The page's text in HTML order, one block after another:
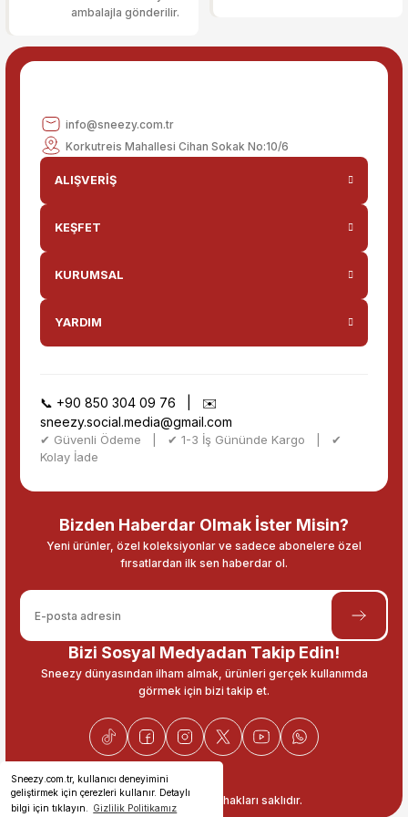
Sneezy.com.tr, kullanıcı deneyimini
geliştirmek için çerezleri kullanır. Detaylı
bilgi için tıklayın.
Gizlilik Politikamız
ambalajla gönderilir.
info@sneezy.com.tr
Korkutreis Mahallesi Cihan Sokak No:10/6
ALIŞVERİŞ
KEŞFET
KURUMSAL
YARDIM
📞 +90 850 304 09 76 | ✉️
sneezy.social.media@gmail.com
✔ Güvenli Ödeme | ✔ 1-3 İş Gününde Kargo | ✔
Kolay İade
Bizden Haberdar Olmak İster Misin?
Yeni ürünler, özel koleksiyonlar ve sadece abonelere özel
fırsatlardan ilk sen haberdar ol.
Bizi Sosyal Medyadan Takip Edin!
Sneezy dünyasından ilham almak, ürünleri gerçek kullanımda
görmek için bizi takip et.
© 2026 Sneezy. Tüm hakları saklıdır.